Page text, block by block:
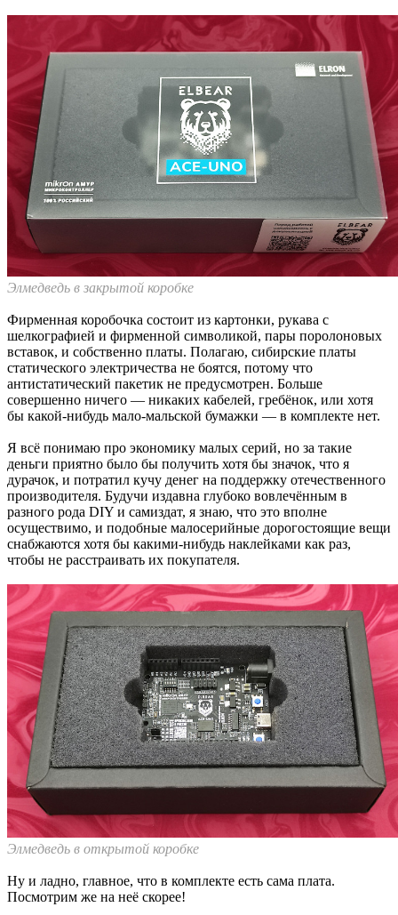
Элмедведь в закрытой коробке
Фирменная коробочка состоит из картонки, рукава с
шелкографией и фирменной символикой, пары поролоновых
вставок, и собственно платы. Полагаю, сибирские платы
статического электричества не боятся, потому что
антистатический пакетик не предусмотрен. Больше
совершенно ничего — никаких кабелей, гребёнок, или хотя
бы какой-нибудь мало-мальской бумажки — в комплекте нет.
Я всё понимаю про экономику малых серий, но за такие
деньги приятно было бы получить хотя бы значок, что я
дурачок, и потратил кучу денег на поддержку отечественного
производителя. Будучи издавна глубоко вовлечённым в
разного рода DIY и самиздат, я знаю, что это вполне
осуществимо, и подобные малосерийные дорогостоящие вещи
снабжаются хотя бы какими-нибудь наклейками как раз,
чтобы не расстраивать их покупателя.
Элмедведь в открытой коробке
Ну и ладно, главное, что в комплекте есть сама плата.
Посмотрим же на неё скорее!